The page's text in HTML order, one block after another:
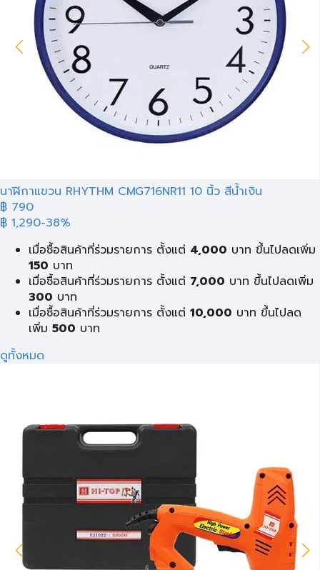
นาฬิกาแขวน RHYTHM CMG716NR11 10 นิ้ว สีน้ำเงิน
฿ 790
฿ 1,290-38%
เมื่อซื้อสินค้าที่ร่วมรายการ ตั้งแต่ 4,000 บาท ขึ้นไปลดเพิ่ม
150 บาท
เมื่อซื้อสินค้าที่ร่วมรายการ ตั้งแต่ 7,000 บาท ขึ้นไปลดเพิ่ม
300 บาท
เมื่อซื้อสินค้าที่ร่วมรายการ ตั้งแต่ 10,000 บาท ขึ้นไปลด
เพิ่ม 500 บาท
ดูทั้งหมด